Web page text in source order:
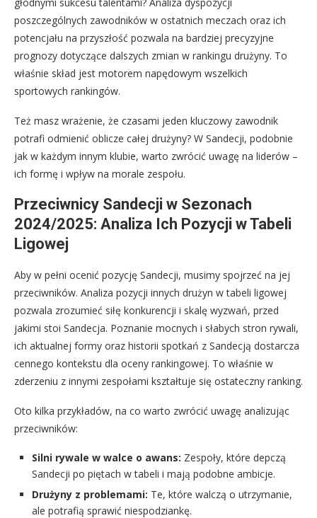
poszczególnych zawodników w ostatnich meczach oraz ich
potencjału na przyszłość pozwala na bardziej precyzyjne
prognozy dotyczące dalszych zmian w rankingu drużyny. To
właśnie skład jest motorem napędowym wszelkich
sportowych rankingów.
Też masz wrażenie, że czasami jeden kluczowy zawodnik
potrafi odmienić oblicze całej drużyny? W Sandecji, podobnie
jak w każdym innym klubie, warto zwrócić uwagę na liderów –
ich formę i wpływ na morale zespołu.
Przeciwnicy Sandecji w Sezonach
2024/2025: Analiza Ich Pozycji w Tabeli
Ligowej
Aby w pełni ocenić pozycję Sandecji, musimy spojrzeć na jej
przeciwników. Analiza pozycji innych drużyn w tabeli ligowej
pozwala zrozumieć siłę konkurencji i skalę wyzwań, przed
jakimi stoi Sandecja. Poznanie mocnych i słabych stron rywali,
ich aktualnej formy oraz historii spotkań z Sandecją dostarcza
cennego kontekstu dla oceny rankingowej. To właśnie w
zderzeniu z innymi zespołami kształtuje się ostateczny ranking.
Oto kilka przykładów, na co warto zwrócić uwagę analizując
przeciwników:
Silni rywale w walce o awans: Zespoły, które depczą
Sandecji po piętach w tabeli i mają podobne ambicje.
Drużyny z problemami: Te, które walczą o utrzymanie,
ale potrafią sprawić niespodziankę.